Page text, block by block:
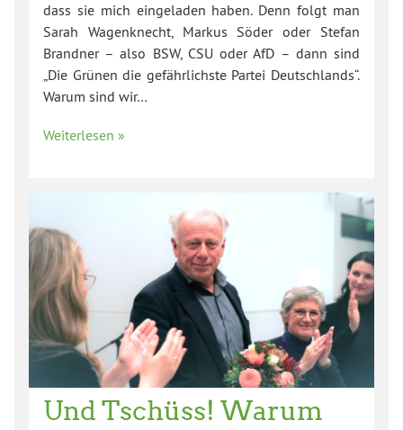
dass sie mich eingeladen haben. Denn folgt man
Sarah Wagenknecht, Markus Söder oder Stefan
Brandner – also BSW, CSU oder AfD – dann sind
„Die Grünen die gefährlichste Partei Deutschlands“.
Warum sind wir…
Weiterlesen »
Und Tschüss! Warum